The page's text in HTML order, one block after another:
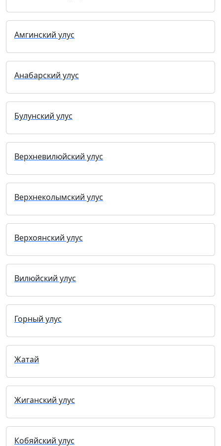
Амгинский улус
Анабарский улус
Булунский улус
Верхневилюйский улус
Верхнеколымский улус
Верхоянский улус
Вилюйский улус
Горный улус
Жатай
Жиганский улус
Кобяйский улус